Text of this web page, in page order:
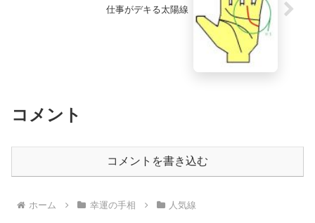
仕事がデキる太陽線
コメント
コメントを書き込む
ホーム 幸運の手相 人気線